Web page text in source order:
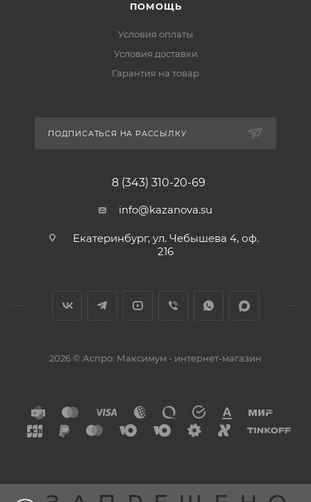
ПОМОЩЬ
Условия оплаты
Условия доставки
Гарантия на товар
ПОДПИСАТЬСЯ НА РАССЫЛКУ
8 (343) 310-20-69
info@kazanova.su
Екатеринбург, ул. Чебышева 4, оф.
216
2026 © Аспро: Максимум - интернет-магазин